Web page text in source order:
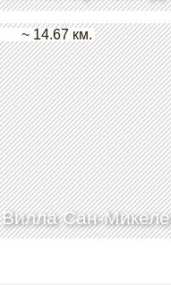
Вилла Сан-Микеле
~ 14.67 км.